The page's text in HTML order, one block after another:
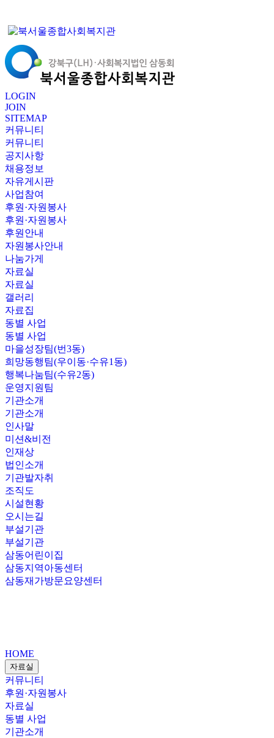
LOGIN
JOIN
SITEMAP
커뮤니티
커뮤니티
공지사항
채용정보
자유게시판
사업참여
후원·자원봉사
후원·자원봉사
후원안내
자원봉사안내
나눔가게
자료실
자료실
갤러리
자료집
동별 사업
동별 사업
마을성장팀(번3동)
희망동행팀(우이동·수유1동)
행복나눔팀(수유2동)
운영지원팀
기관소개
기관소개
인사말
미션&비전
인재상
법인소개
기관발자취
조직도
시설현황
오시는길
부설기관
부설기관
삼동어린이집
삼동지역아동센터
삼동재가방문요양센터
HOME
자료실
커뮤니티
후원·자원봉사
자료실
동별 사업
기관소개